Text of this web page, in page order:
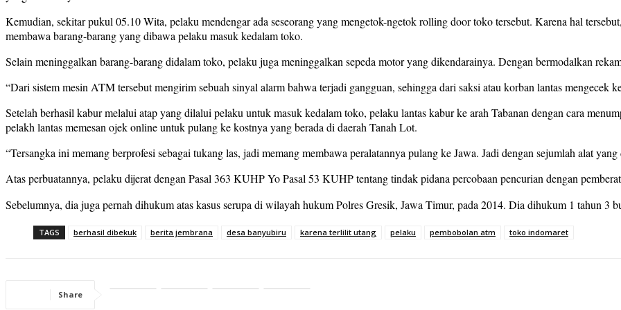
Meningkat, BKK Senilai 43 Milyar Diserahkan Langsung
Jembrana
Kemudian, sekitar pukul 05.10 Wita, pelaku mendengar ada seseorang yang mengetok-ngetok rolling door toko tersebut. Karena hal
membawa barang-barang yang dibawa pelaku masuk kedalam toko.
Selain meninggalkan barang-barang didalam toko, pelaku juga meninggalkan sepeda motor yang dikendarainya. Dengan bermodalkan
“Dari sistem mesin ATM tersebut mengirim sebuah sinyal alarm bahwa terjadi gangguan, sehingga dari saksi atau korban lantas mengecek
Setelah berhasil kabur melalui atap yang dilalui pelaku untuk masuk kedalam toko, pelaku lantas kabur ke arah Tabanan dengan cara
pelakh lantas memesan ojek online untuk pulang ke kostnya yang berada di daerah Tanah Lot.
“Tersangka ini memang berprofesi sebagai tukang las, jadi memang membawa peralatannya pulang ke Jawa. Jadi dengan sejumlah alat
Atas perbuatannya, pelaku dijerat dengan Pasal 363 KUHP Yo Pasal 53 KUHP tentang tindak pidana percobaan pencurian dengan
Sebelumnya, dia juga pernah dihukum atas kasus serupa di wilayah hukum Polres Gresik, Jawa Timur, pada 2014. Dia dihukum 1 tahun 3
TAGS berhasil dibekuk berita jembrana desa banyubiru karena terlilit utang pelaku pembobolan atm toko indomaret
Share